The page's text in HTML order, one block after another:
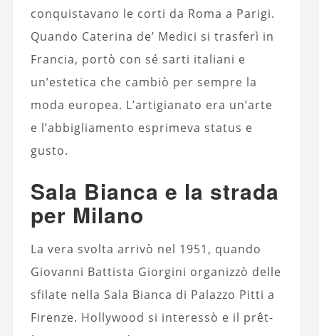
conquistavano le corti da Roma a Parigi.
Quando Caterina de’ Medici si trasferì in
Francia, portò con sé sarti italiani e
un’estetica che cambiò per sempre la
moda europea. L’artigianato era un’arte
e l’abbigliamento esprimeva status e
gusto.
Sala Bianca e la strada
per Milano
La vera svolta arrivò nel 1951, quando
Giovanni Battista Giorgini organizzò delle
sfilate nella Sala Bianca di Palazzo Pitti a
Firenze. Hollywood si interessò e il prêt-